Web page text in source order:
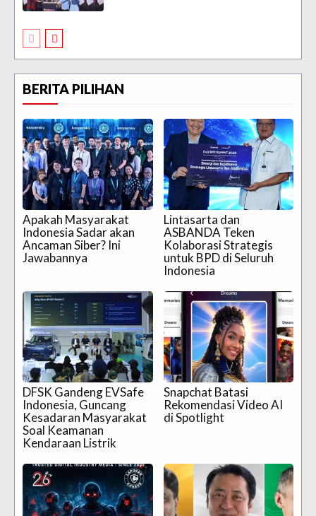
BERITA PILIHAN
Apakah Masyarakat
Indonesia Sadar akan
Ancaman Siber? Ini
Jawabannya
Lintasarta dan
ASBANDA Teken
Kolaborasi Strategis
untuk BPD di Seluruh
Indonesia
DFSK Gandeng EVSafe
Indonesia, Guncang
Kesadaran Masyarakat
Soal Keamanan
Kendaraan Listrik
Snapchat Batasi
Rekomendasi Video AI
di Spotlight